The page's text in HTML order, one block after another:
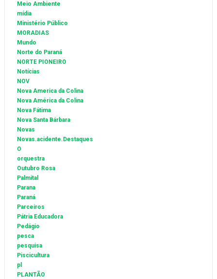
Meio Ambiente
mídia
Ministério Público
MORADIAS
Mundo
Norte do Paraná
NORTE PIONEIRO
Notícias
NOV
Nova America da Colina
Nova América da Colina
Nova Fátima
Nova Santa Bárbara
Novas
Novas.acidente.Destaques
O
orquestra
Outubro Rosa
Palmital
Parana
Paraná
Parceiros
Pátria Educadora
Pedágio
pesca
pesquisa
Piscicultura
pl
PLANTÃO